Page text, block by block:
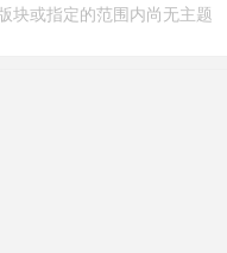
块或指定的范围内尚无主题